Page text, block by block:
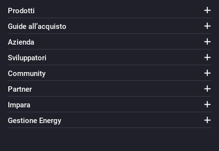
Prodotti
Guide all’acquisto
Azienda
Sviluppatori
Community
Partner
Impara
Gestione Energy